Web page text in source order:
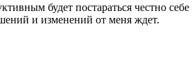
будет постараться честно
и изменений от меня ждет.